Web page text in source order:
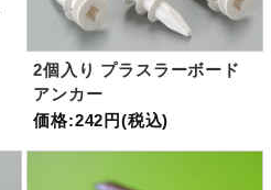
2個入り プラスラーボード
アンカー
価格:242円(税込)